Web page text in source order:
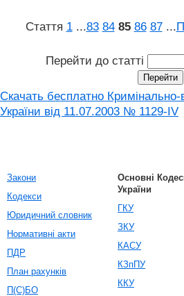
Стаття 1 ...83 84 85 86 87 ...
Перейти до статті
Скачать бесплатно Кримінально-
України від 11.07.2003 № 1129-IV
Закони
Кодекси
Юридичний словник
Нормативні акти
ПДР
План рахунків
П(С)БО
Основні
України
ГКУ
ЗКУ
КАСУ
КЗпПУ
ККУ